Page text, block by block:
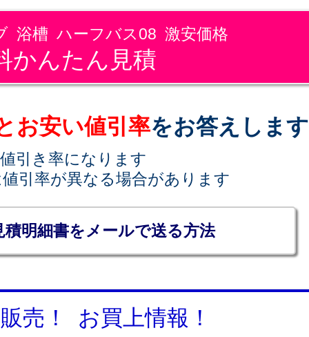
浴槽 ハーフバス08 激安価格
かんたん見積
お安い値引率をお答えします
引き率になります
引率が異なる場合があります
積明細書をメールで送る方法
売！ お買上情報！